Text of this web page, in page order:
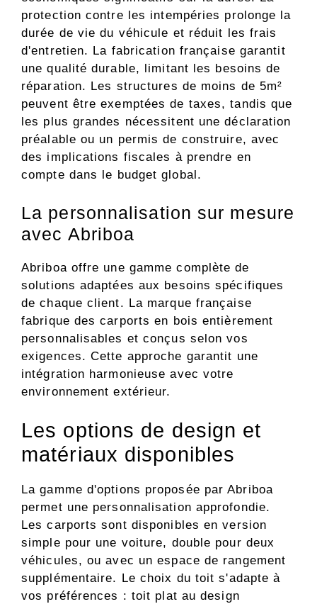
protection contre les intempéries prolonge la
durée de vie du véhicule et réduit les frais
d'entretien. La fabrication française garantit
une qualité durable, limitant les besoins de
réparation. Les structures de moins de 5m²
peuvent être exemptées de taxes, tandis que
les plus grandes nécessitent une déclaration
préalable ou un permis de construire, avec
des implications fiscales à prendre en
compte dans le budget global.
La personnalisation sur mesure
avec Abriboa
Abriboa offre une gamme complète de
solutions adaptées aux besoins spécifiques
de chaque client. La marque française
fabrique des carports en bois entièrement
personnalisables et conçus selon vos
exigences. Cette approche garantit une
intégration harmonieuse avec votre
environnement extérieur.
Les options de design et
matériaux disponibles
La gamme d'options proposée par Abriboa
permet une personnalisation approfondie.
Les carports sont disponibles en version
simple pour une voiture, double pour deux
véhicules, ou avec un espace de rangement
supplémentaire. Le choix du toit s'adapte à
vos préférences : toit plat au design